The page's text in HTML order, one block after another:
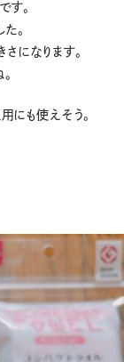
す。
。
になります。
にも使えそう。